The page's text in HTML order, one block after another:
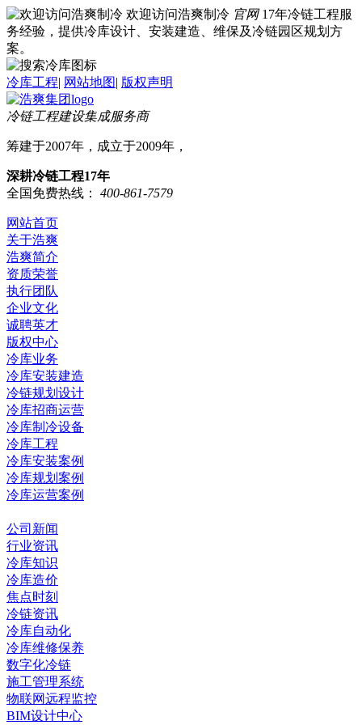
欢迎访问浩爽制冷 官网 17年冷链工程服
务经验，提供冷库设计、安装建造、维保及冷链园区规划方
案。
冷库工程| 网站地图| 版权声明
冷链工程建设集成服务商
筹建于2007年，成立于2009年，
深耕冷链工程17年
全国免费热线：
400-861-7579
网站首页
关于浩爽
浩爽简介
资质荣誉
执行团队
企业文化
诚聘英才
版权中心
冷库业务
冷库安装建造
冷链规划设计
冷库招商运营
冷库制冷设备
冷库工程
冷库安装案例
冷库规划案例
冷库运营案例
公司新闻
行业资讯
冷库知识
冷库造价
焦点时刻
冷链资讯
冷库自动化
冷库维修保养
数字化冷链
施工管理系统
物联网远程监控
BIM设计中心